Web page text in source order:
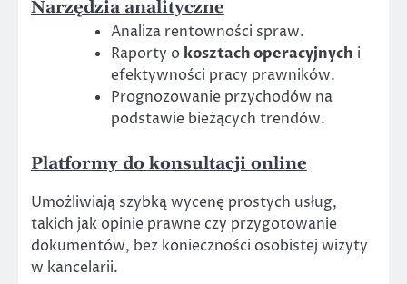
Narzędzia analityczne
Analiza rentowności spraw.
Raporty o kosztach operacyjnych i
efektywności pracy prawników.
Prognozowanie przychodów na
podstawie bieżących trendów.
Platformy do konsultacji online
Umożliwiają szybką wycenę prostych usług,
takich jak opinie prawne czy przygotowanie
dokumentów, bez konieczności osobistej wizyty
w kancelarii.